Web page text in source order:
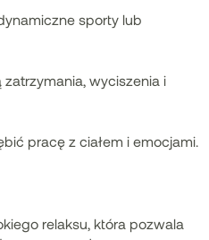
sporty lub
wyciszenia i
pracę z ciałem i emocjami.
relaksu, która pozwala